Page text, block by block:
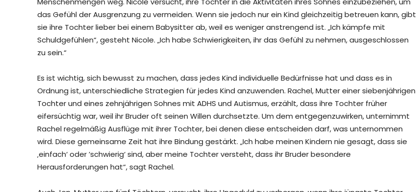
das Gefühl der Ausgrenzung zu vermeiden. Wenn sie jedoch nur ein Kind gleichzeitig betreuen kann, gibt
sie ihre Tochter lieber bei einem Babysitter ab, weil es weniger anstrengend ist. „Ich kämpfe mit
Schuldgefühlen“, gesteht Nicole. „Ich habe Schwierigkeiten, ihr das Gefühl zu nehmen, ausgeschlossen
zu sein.“
Es ist wichtig, sich bewusst zu machen, dass jedes Kind individuelle Bedürfnisse hat und dass es in
Ordnung ist, unterschiedliche Strategien für jedes Kind anzuwenden. Rachel, Mutter einer siebenjährigen
Tochter und eines zehnjährigen Sohnes mit ADHS und Autismus, erzählt, dass ihre Tochter früher
eifersüchtig war, weil ihr Bruder oft seinen Willen durchsetzte. Um dem entgegenzuwirken, unternimmt
Rachel regelmäßig Ausflüge mit ihrer Tochter, bei denen diese entscheiden darf, was unternommen
wird. Diese gemeinsame Zeit hat ihre Bindung gestärkt. „Ich habe meinen Kindern nie gesagt, dass sie
‚einfach‘ oder ’schwierig‘ sind, aber meine Tochter versteht, dass ihr Bruder besondere
Herausforderungen hat“, sagt Rachel.